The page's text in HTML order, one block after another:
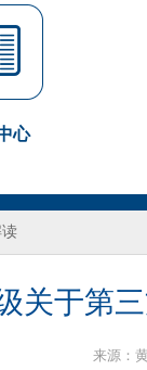
心
关于第
来源：